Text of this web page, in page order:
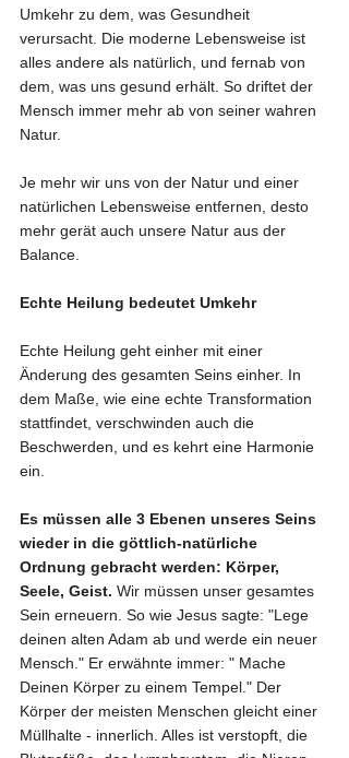
Umkehr zu dem, was Gesundheit
verursacht. Die moderne Lebensweise ist
alles andere als natürlich, und fernab von
dem, was uns gesund erhält. So driftet der
Mensch immer mehr ab von seiner wahren
Natur.
Je mehr wir uns von der Natur und einer
natürlichen Lebensweise entfernen, desto
mehr gerät auch unsere Natur aus der
Balance.
Echte Heilung bedeutet Umkehr
Echte Heilung geht einher mit einer
Änderung des gesamten Seins einher. In
dem Maße, wie eine echte Transformation
stattfindet, verschwinden auch die
Beschwerden, und es kehrt eine Harmonie
ein.
Es müssen alle 3 Ebenen unseres Seins
wieder in die göttlich-natürliche
Ordnung gebracht werden: Körper,
Seele, Geist. Wir müssen unser gesamtes
Sein erneuern. So wie Jesus sagte: "Lege
deinen alten Adam ab und werde ein neuer
Mensch." Er erwähnte immer: " Mache
Deinen Körper zu einem Tempel." Der
Körper der meisten Menschen gleicht einer
Müllhalte - innerlich. Alles ist verstopft, die